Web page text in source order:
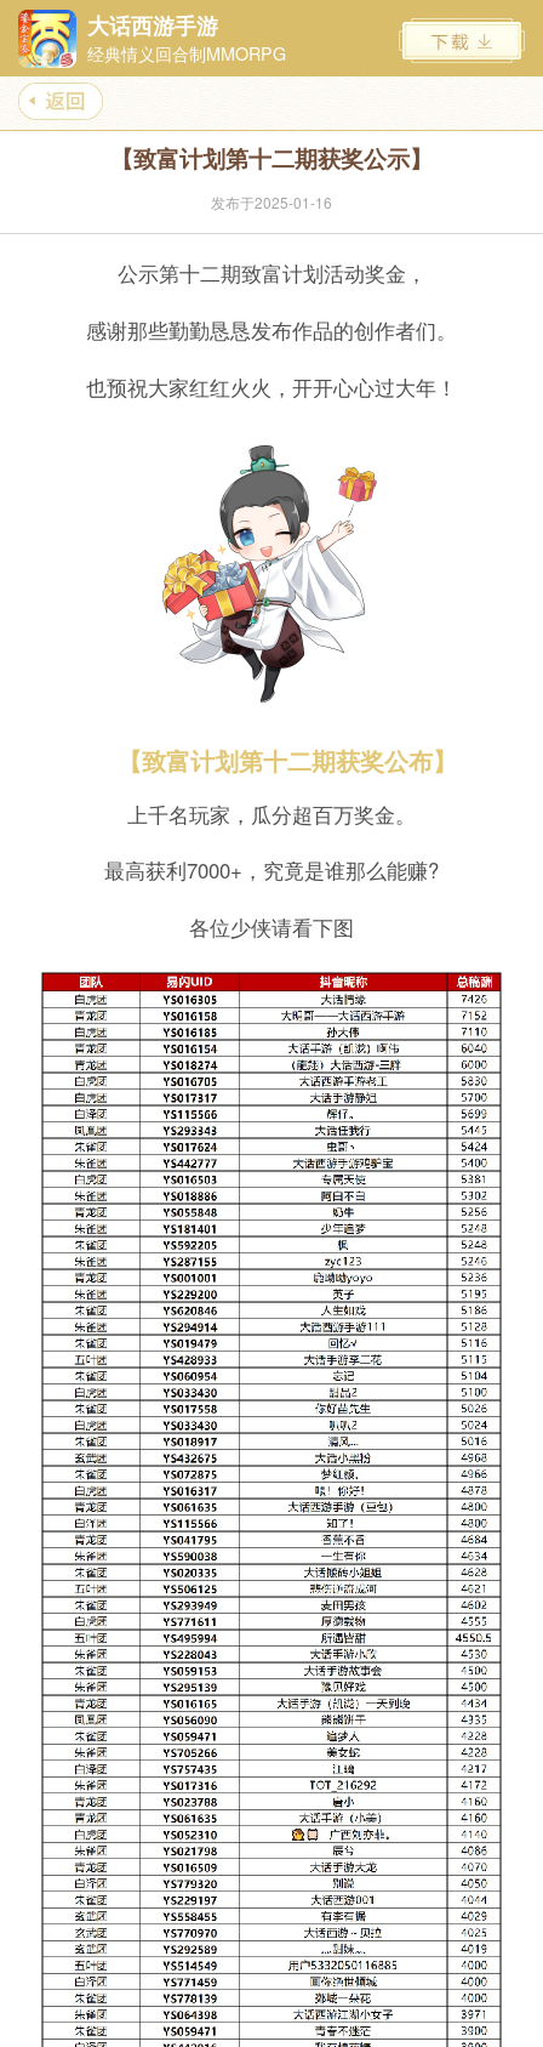
大话西游手游
经典情义回合制MMORPG
【致富计划第十二期获奖公示】
发布于2025-01-16
公示第十二期致富计划活动奖金，
感谢那些勤勤恳恳发布作品的创作者们。
也预祝大家红红火火，开开心心过大年！
【致富计划第十二期获奖公布】
上千名玩家，瓜分超百万奖金。
最高获利7000+，究竟是谁那么能赚?
各位少侠请看下图